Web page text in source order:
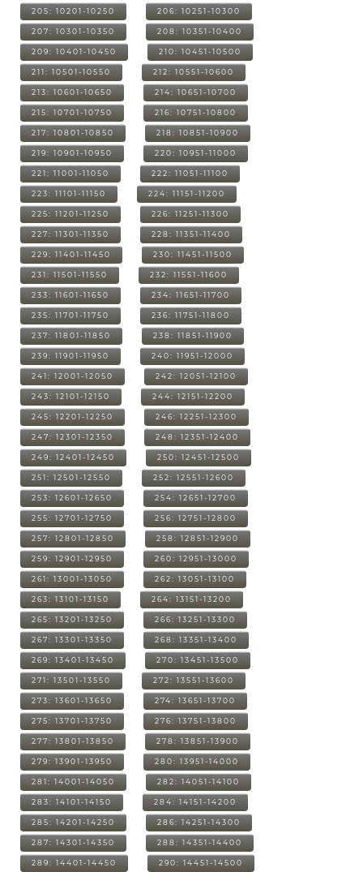
205: 10201-10250 206: 10251-10300
207: 10301-10350 208: 10351-10400
209: 10401-10450 210: 10451-10500
211: 10501-10550 212: 10551-10600
213: 10601-10650 214: 10651-10700
215: 10701-10750 216: 10751-10800
217: 10801-10850 218: 10851-10900
219: 10901-10950 220: 10951-11000
221: 11001-11050 222: 11051-11100
223: 11101-11150 224: 11151-11200
225: 11201-11250 226: 11251-11300
227: 11301-11350 228: 11351-11400
229: 11401-11450 230: 11451-11500
231: 11501-11550 232: 11551-11600
233: 11601-11650 234: 11651-11700
235: 11701-11750 236: 11751-11800
237: 11801-11850 238: 11851-11900
239: 11901-11950 240: 11951-12000
241: 12001-12050 242: 12051-12100
243: 12101-12150 244: 12151-12200
245: 12201-12250 246: 12251-12300
247: 12301-12350 248: 12351-12400
249: 12401-12450 250: 12451-12500
251: 12501-12550 252: 12551-12600
253: 12601-12650 254: 12651-12700
255: 12701-12750 256: 12751-12800
257: 12801-12850 258: 12851-12900
259: 12901-12950 260: 12951-13000
261: 13001-13050 262: 13051-13100
263: 13101-13150 264: 13151-13200
265: 13201-13250 266: 13251-13300
267: 13301-13350 268: 13351-13400
269: 13401-13450 270: 13451-13500
271: 13501-13550 272: 13551-13600
273: 13601-13650 274: 13651-13700
275: 13701-13750 276: 13751-13800
277: 13801-13850 278: 13851-13900
279: 13901-13950 280: 13951-14000
281: 14001-14050 282: 14051-14100
283: 14101-14150 284: 14151-14200
285: 14201-14250 286: 14251-14300
287: 14301-14350 288: 14351-14400
289: 14401-14450 290: 14451-14500